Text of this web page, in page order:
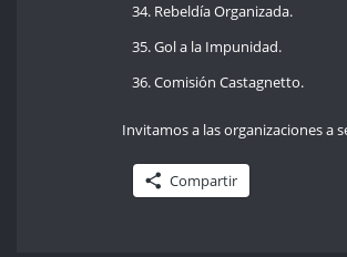
Rebeldía Organizada.
Gol a la Impunidad.
Comisión Castagnetto.
Invitamos a las organizaciones a
Compartir